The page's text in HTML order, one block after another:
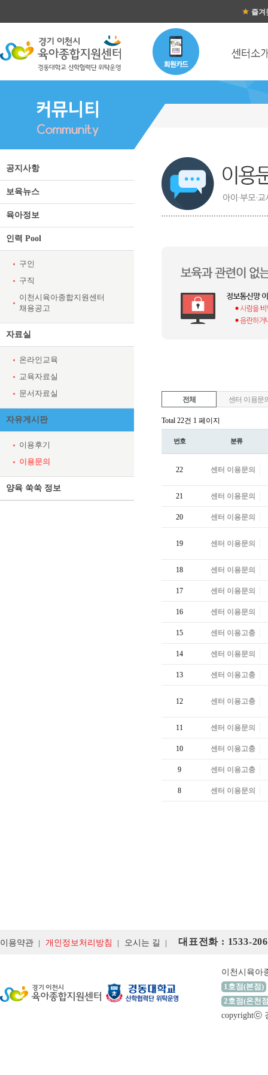
즐겨
공지사항
보육뉴스
육아정보
인력 Pool
구인
구직
이천시육아종합지원센터
채용공고
자료실
온라인교육
교육자료실
문서자료실
자유게시판
이용후기
이용문의
양육 쑥쑥 정보
이용문의 목록
전체 센터 이용문
Total 22건 1 페이지
번호 분류
22 센터 이용문의
21 센터 이용문의
20 센터 이용문의
19 센터 이용문의
18 센터 이용문의
17 센터 이용문의
16 센터 이용문의
15 센터 이용고충
14 센터 이용문의
13 센터 이용고충
12 센터 이용고충
11 센터 이용문의
10 센터 이용고충
9 센터 이용고충
8 센터 이용문의
이용약관 개인정보처리방침 오시는 길 대표전화 : 1533-
이천시육아
1호점(본점)
2호점(온천
copyrightⓒ